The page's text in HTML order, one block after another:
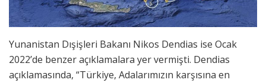
Yunanistan Dışişleri Bakanı Nikos Dendias ise Ocak
2022’de benzer açıklamalara yer vermişti. Dendias
açıklamasında, “Türkiye, Adalarımızın karşısına en